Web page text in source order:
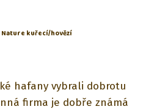
Nature kuřecí/hovězí
hafany vybrali dobrotu
firma je dobře známá